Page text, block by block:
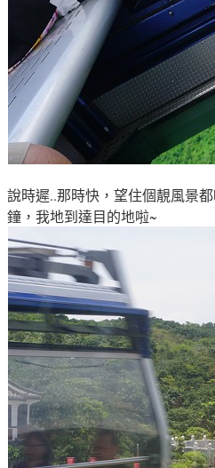
說時遲..那時快 ，望住個靚風景
鐘 ，我地到達目的地啦~